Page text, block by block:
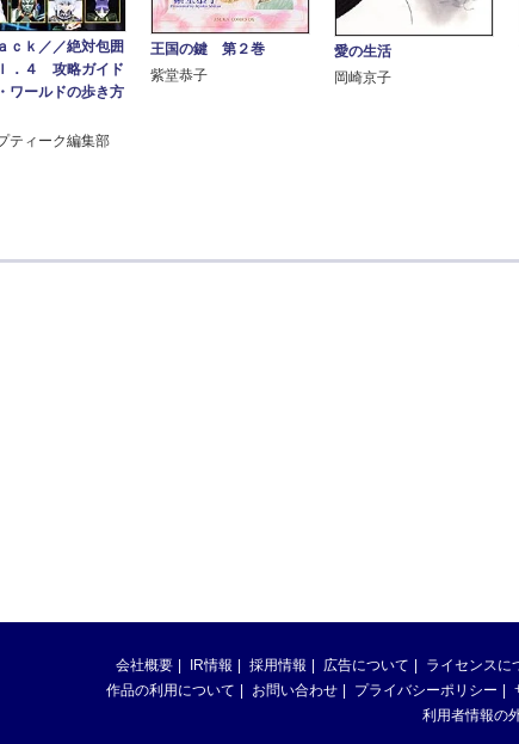
ｃｋ／／絶対包囲
．４ 攻略ガイド
ワールドの歩き方
ティーク編集部
王国の鍵 第２巻
紫堂恭子
愛の生活
岡崎京子
会社概要 IR情報 採用情報 広告について ライセンスに
作品の利用について
お問い合わせ プライバシーポリシー
利用者情報の